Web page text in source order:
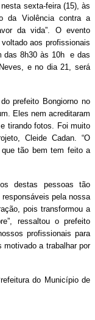
sexta-feira (15), às
da Violência contra a
da vida”. O evento
aos profissionais
das 8h30 às 10h e das
e no dia 21, será
prefeito Bongiorno no
Eles nem acreditaram
tirando fotos. Foi muito
Cleide Cadan. “O
tão bem tem feito a
destas pessoas tão
pela nossa
pois transformou a
ressaltou o prefeito
profissionais para
a trabalhar por
do Município de